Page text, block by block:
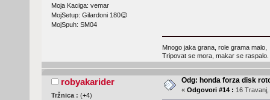
Moja Kaciga: vemar
MojSetup: Gilardoni 180😉
MojSpuh: SM04
Mnogo jaka grana, role grama malo,
Tripovat se mora, makar se raspalo.
robyakarider
Tržnica : (+4)
Odg: honda forza disk
« Odgovori #14 : 16